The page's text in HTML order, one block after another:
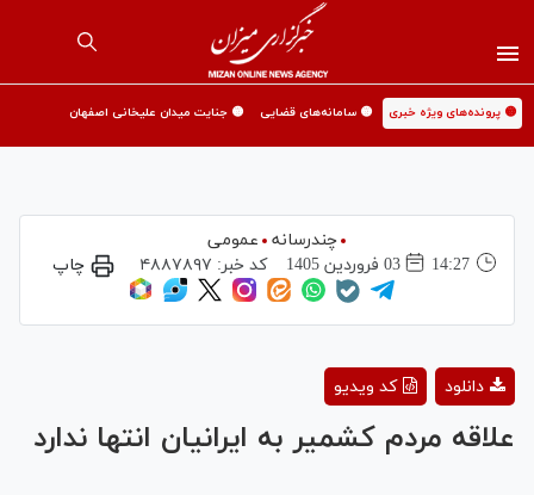
🟡 پرونده‌های ویژه خبری 🟡 سامانه‌های قضایی 🟡 جنایت میدان علیخانی اصفهان
چندرسانه
عمومی
14:27
03 فروردين 1405 کد خبر: ۴۸۸۷۸۹۷ چاپ
Video
کد ویدیو دانلود
علاقه مردم کشمیر به ایرانیان انتها ندارد